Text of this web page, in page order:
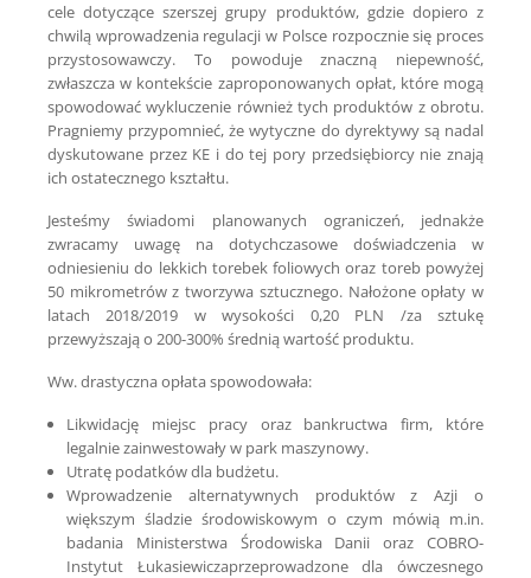
cele dotyczące szerszej grupy produktów, gdzie dopiero z
chwilą wprowadzenia regulacji w Polsce rozpocznie się proces
przystosowawczy. To powoduje znaczną niepewność,
zwłaszcza w kontekście zaproponowanych opłat, które mogą
spowodować wykluczenie również tych produktów z obrotu.
Pragniemy przypomnieć, że wytyczne do dyrektywy są nadal
dyskutowane przez KE i do tej pory przedsiębiorcy nie znają
ich ostatecznego kształtu.
Jesteśmy świadomi planowanych ograniczeń, jednakże
zwracamy uwagę na dotychczasowe doświadczenia w
odniesieniu do lekkich torebek foliowych oraz toreb powyżej
50 mikrometrów z tworzywa sztucznego. Nałożone opłaty w
latach 2018/2019 w wysokości 0,20 PLN /za sztukę
przewyższają o 200-300% średnią wartość produktu.
Ww. drastyczna opłata spowodowała:
Likwidację miejsc pracy oraz bankructwa firm, które
legalnie zainwestowały w park maszynowy.
Utratę podatków dla budżetu.
Wprowadzenie alternatywnych produktów z Azji o
większym śladzie środowiskowym o czym mówią m.in.
badania Ministerstwa Środowiska Danii oraz COBRO-
Instytut Łukasiewiczaprzeprowadzone dla ówczesnego